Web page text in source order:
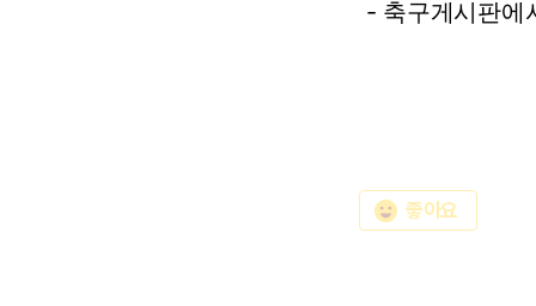
- 축구게시판에
emoji_emotions 좋아요